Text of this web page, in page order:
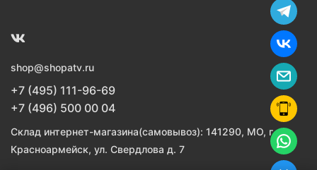
shop@shopatv.ru
+7 (495) 111-96-69
+7 (496) 500 00 04
Склад интернет-магазина(самовывоз): 141290, МО, г.
Красноармейск, ул. Свердлова д. 7